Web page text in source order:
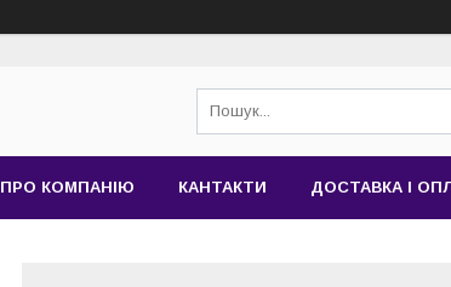
ПРО КОМПАНІЮ КАНТАКТИ ДОСТАВКА І